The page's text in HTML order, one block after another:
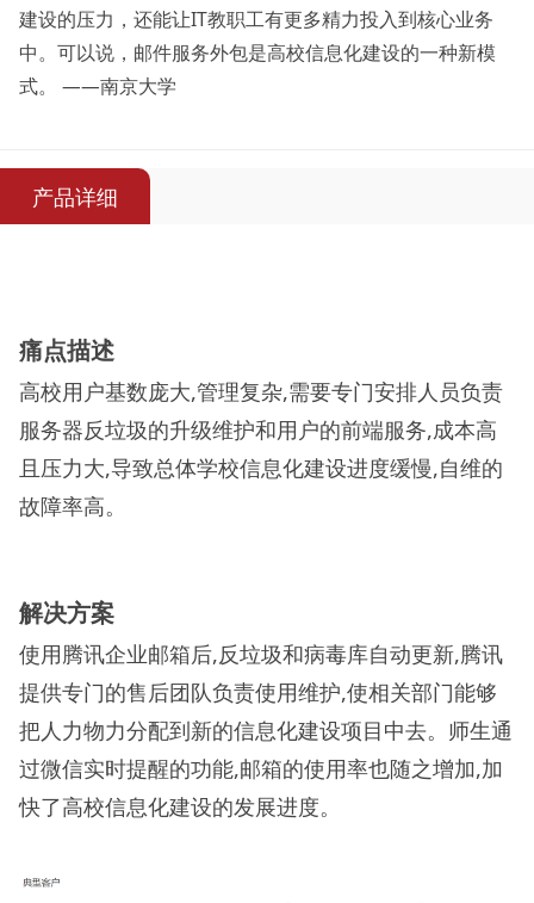
建设的压力，还能让IT教职工有更多精力投入到核心业务
中。可以说，邮件服务外包是高校信息化建设的一种新模
式。 ——南京大学
产品详细
痛点描述
高校用户基数庞大,管理复杂,需要专门安排人员负责
服务器反垃圾的升级维护和用户的前端服务,成本高
且压力大,导致总体学校信息化建设进度缓慢,自维的
故障率高。
解决方案
使用腾讯企业邮箱后,反垃圾和病毒库自动更新,腾讯
提供专门的售后团队负责使用维护,使相关部门能够
把人力物力分配到新的信息化建设项目中去。师生通
过微信实时提醒的功能,邮箱的使用率也随之增加,加
快了高校信息化建设的发展进度。